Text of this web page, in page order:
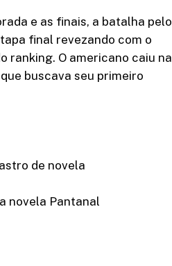
e as finais, a batalha pelo
final revezando com o
ranking. O americano caiu na
buscava seu primeiro
de novela
novela Pantanal